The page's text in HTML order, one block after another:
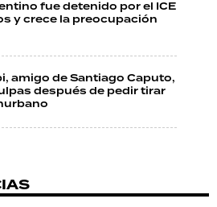
fue detenido por el ICE
y crece la preocupación
amigo de Santiago Caputo,
después de pedir tirar